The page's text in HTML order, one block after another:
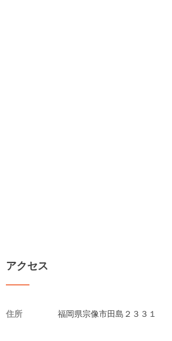
アクセス
住所 福岡県宗像市田島２３３１